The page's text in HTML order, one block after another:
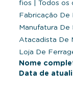
fios
Todos os
Fabricação De
Manufatura De
Atacadista De
Loja De
Nome
Data de